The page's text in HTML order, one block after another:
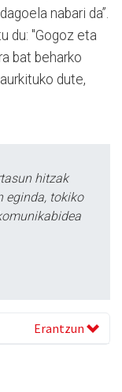
nabari da”.
du: "Gogoz eta
bat beharko
dute,
hitzak
eginda, tokiko
Erantzun